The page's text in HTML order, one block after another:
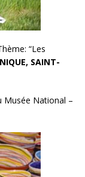
“Les
SAINT-
Musée National –